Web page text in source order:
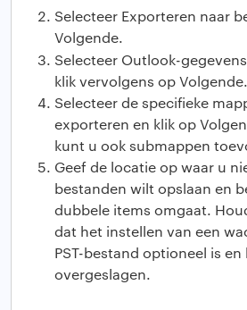
Selecteer Exporteren naar
Volgende.
Selecteer Outlook-
klik vervolgens op Volgende.
Selecteer de specifieke
exporteren en klik op
kunt u ook submappen
Geef de locatie op waar u
bestanden wilt opslaan en
dubbele items omgaat.
dat het instellen van een
PST-bestand optioneel is
overgeslagen.